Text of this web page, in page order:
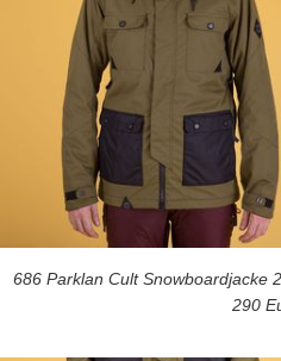
686 Parklan Cult Snowboardjacke
290